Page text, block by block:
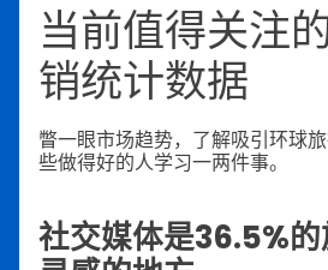
当前值得关注
销统计数据
瞥一眼市场趋势，了解吸引环球
些做得好的人学习一两件事。
社交媒体是36.5%